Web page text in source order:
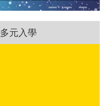
多元入學